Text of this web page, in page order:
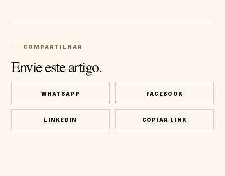
COMPARTILHAR
Envie este artigo.
WHATSAPP FACEBOOK
LINKEDIN COPIAR LINK